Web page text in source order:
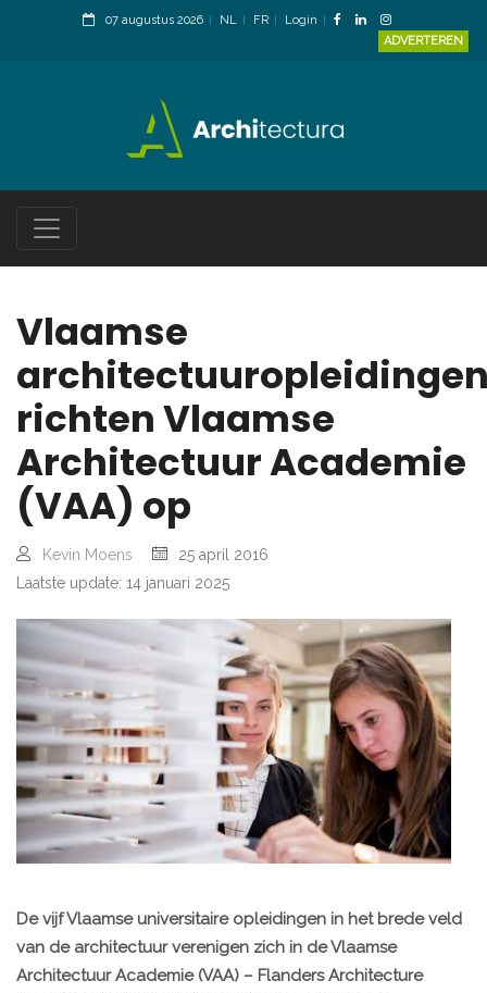
07 augustus 2026 NL FR
Login
ADVERTEREN
Vlaamse
richten Vlaamse
Architectuur Academie
(VAA) op
Kevin Moens
25 april 2016
Laatste update: 14 januari 2025
De vijf Vlaamse universitaire opleidingen in het brede veld
van de architectuur verenigen zich in de Vlaamse
Architectuur Academie (VAA) – Flanders Architecture